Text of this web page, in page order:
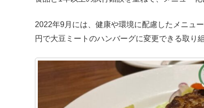
2022年9月には、健康や環境に配慮したメニュ
円で大豆ミートのハンバーグに変更できる取り